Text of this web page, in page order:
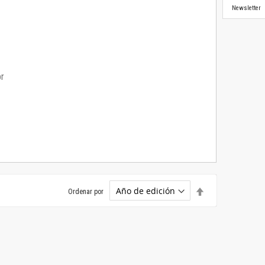
Ordenar por
descendente
Newsletter